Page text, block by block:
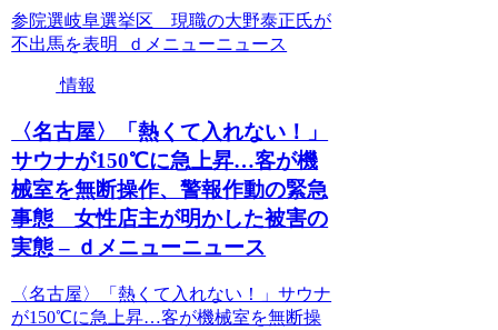
参院選岐阜選挙区 現職の大野泰正氏が
不出馬を表明 ｄメニューニュース
情報
〈名古屋〉「熱くて入れない！」
サウナが150℃に急上昇…客が機
械室を無断操作、警報作動の緊急
事態 女性店主が明かした被害の
実態 – ｄメニューニュース
〈名古屋〉「熱くて入れない！」サウナ
が150℃に急上昇…客が機械室を無断操